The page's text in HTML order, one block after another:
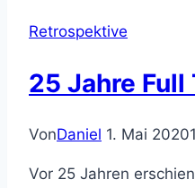
Ära
der
Retrospektive
25 Jahre
VonDaniel 1. Mai 2020
Vor 25 Jahren